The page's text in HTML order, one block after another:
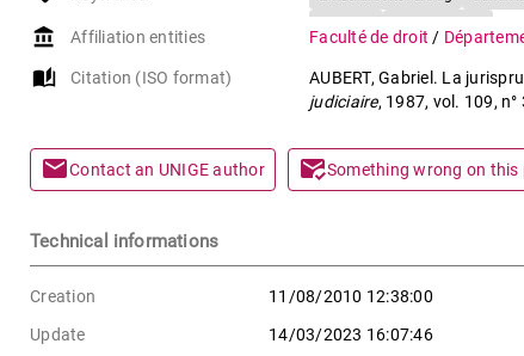
account_balance Affiliation entities Faculté de droit /
auto_stories Citation (ISO format) AUBERT, Gabriel. La
judiciaire, 1987, vol. 109,
mailContact an UNIGE author mark_email_readSomething wrong on this
Technical informations
Creation 11/08/2010 12:38:00
Update
14/03/2023 16:07:46